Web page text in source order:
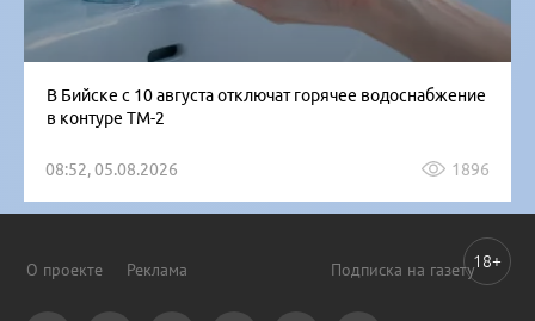
В Бийске с 10 августа отключат горячее водоснабжение
в контуре ТМ-2
08:52, 05.08.2026 1896
О проекте Реклама Подписка на газету18+